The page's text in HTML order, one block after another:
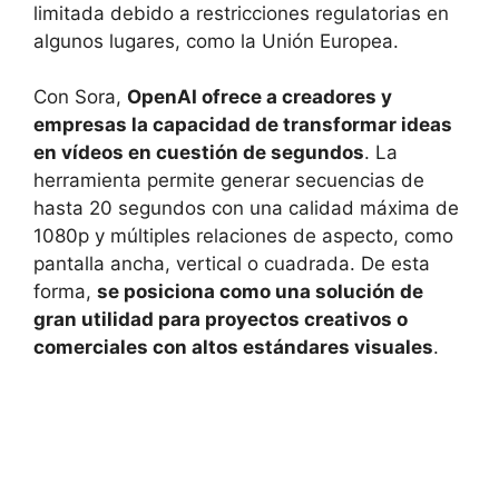
limitada debido a restricciones regulatorias en
algunos lugares, como la Unión Europea.
Con Sora, OpenAI ofrece a creadores y
empresas la capacidad de transformar ideas
en vídeos en cuestión de segundos. La
herramienta permite generar secuencias de
hasta 20 segundos con una calidad máxima de
1080p y múltiples relaciones de aspecto, como
pantalla ancha, vertical o cuadrada. De esta
forma, se posiciona como una solución de
gran utilidad para proyectos creativos o
comerciales con altos estándares visuales.